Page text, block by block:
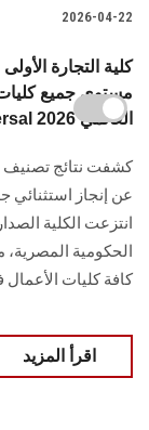
2026-04-22
كلية التجارة
مستوى جميع كليات
الأمريكية بالقاهرة في تصنيف Eduniversal العالمي 2026
عن إنجاز
انتزعت الكلية
الحكومية المصرية،
كافة كليات
اقرأ المزيد